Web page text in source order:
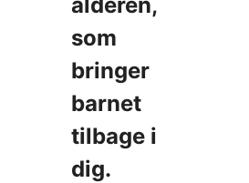
som
bringer
barnet
tilbage i
dig.